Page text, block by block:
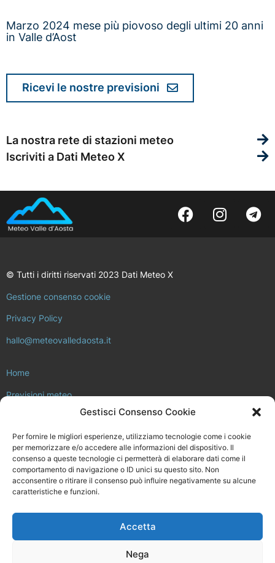
Gestisci Consenso Cookie
Per fornire le migliori esperienze, utilizziamo tecnologie come i cookie
per memorizzare e/o accedere alle informazioni del dispositivo. Il
consenso a queste tecnologie ci permetterà di elaborare dati come il
comportamento di navigazione o ID unici su questo sito. Non
acconsentire o ritirare il consenso può influire negativamente su alcune
caratteristiche e funzioni.
Accetta
Nega
Marzo 2024 mese più piovoso degli ultimi 20 anni
in Valle d’Aost
Ricevi le nostre previsioni
La nostra rete di stazioni meteo
Iscriviti a Dati Meteo X
© Tutti i diritti riservati 2023 Dati Meteo X
Gestione consenso cookie
Privacy Policy
hallo@meteovalledaosta.it
Home
Previsioni meteo
Approfondimenti meteo e clima
Consulta la rete di stazioni meteo
Il progetto Meteo Valle d’Aosta
Installa la tua stazione meteo
Meteovalledaosta.it non è in alcun modo legato a Regione Valle
d’Aosta, né ad ARPA Valle d’Aosta.